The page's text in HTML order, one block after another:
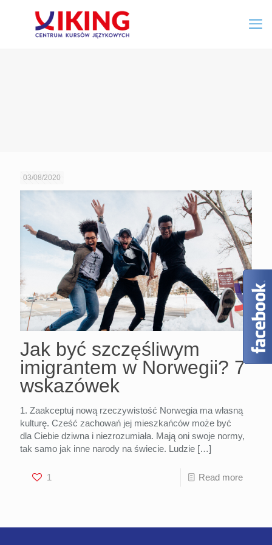
03/08/2020
Jak być szczęśliwym
imigrantem w Norwegii? 7
wskazówek
1. Zaakceptuj nową rzeczywistość Norwegia ma własną
kulturę. Cześć zachowań jej mieszkańców może być
dla Ciebie dziwna i niezrozumiała. Mają oni swoje normy,
tak samo jak inne narody na świecie. Ludzie […]
1 Read more